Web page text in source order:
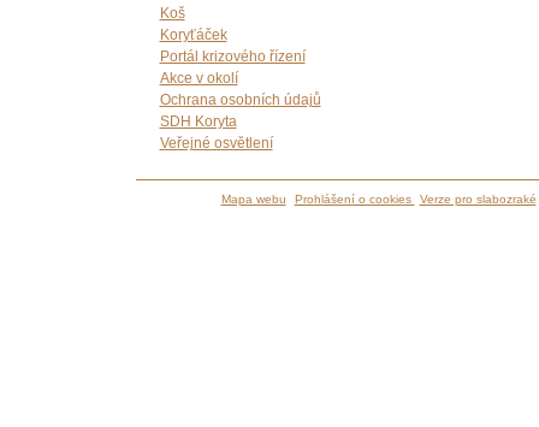
Koš
Koryťáček
Portál krizového řízení
Akce v okolí
Ochrana osobních údajů
SDH Koryta
Veřejné osvětlení
Mapa webu Prohlášení o cookies Verze pro slabozraké